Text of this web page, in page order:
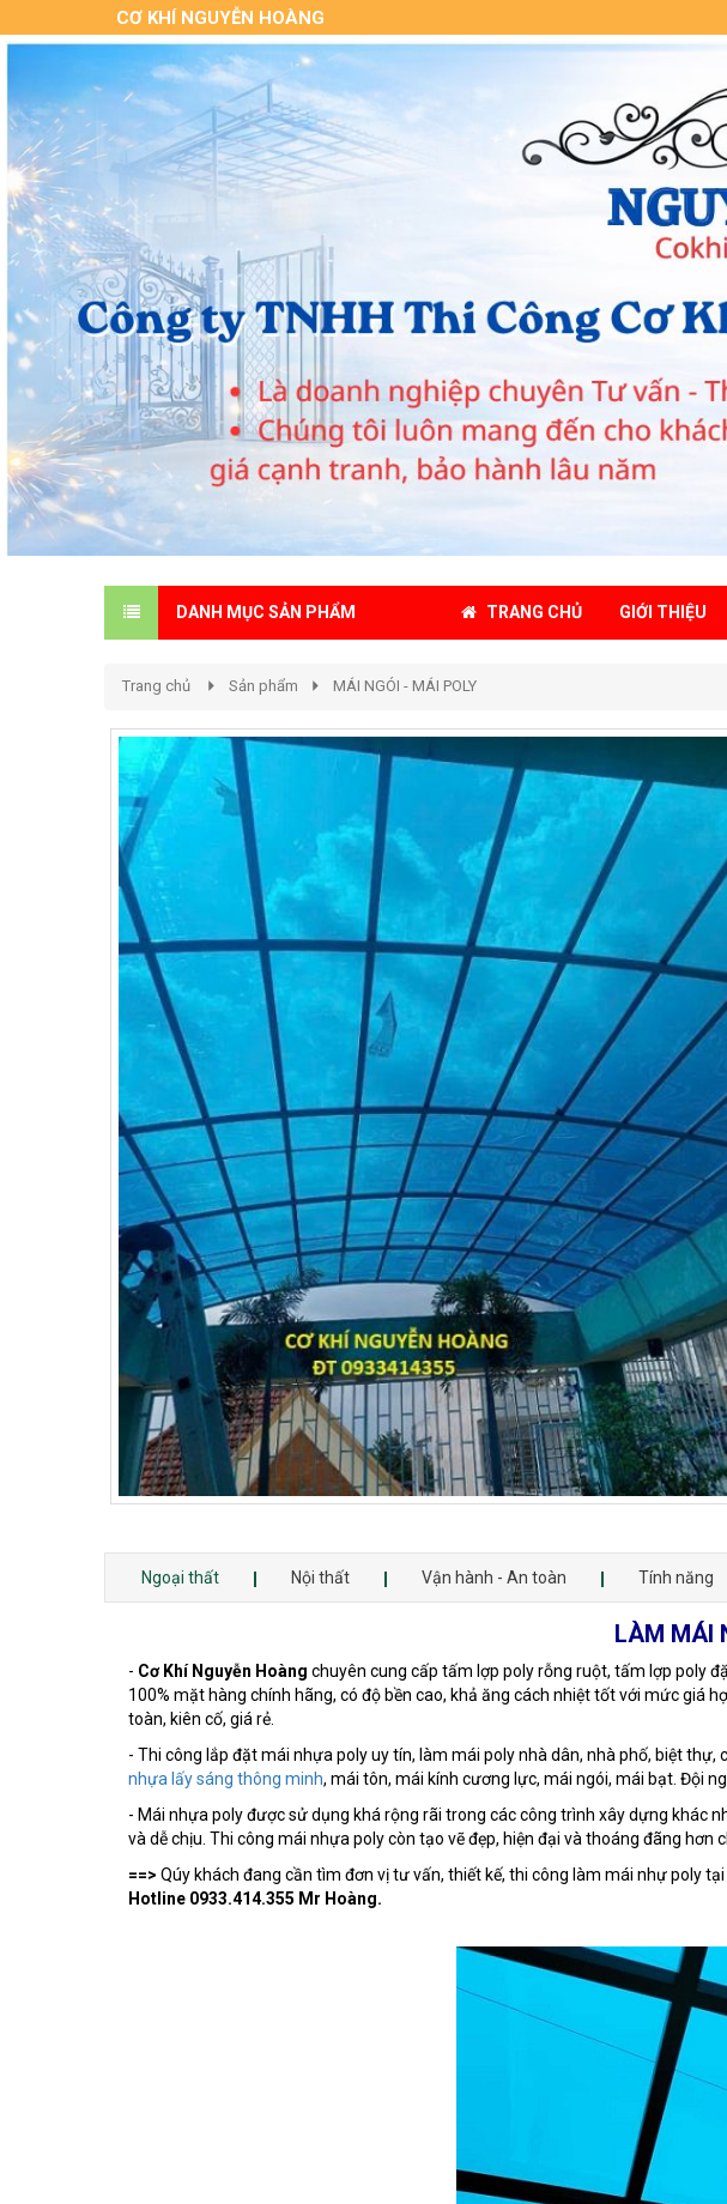
CƠ KHÍ NGUYỄN HOÀNG
DANH MỤC SẢN PHẨM TRANG CHỦ GIỚI THIỆU
Trang chủ Sản phẩm MÁI NGÓI - MÁI POLY
Ngoại thất Nội thất Vận hành - An toàn Tính năng
LÀM MÁI
- Cơ Khí Nguyễn Hoàng chuyên cung cấp tấm lợp poly rỗng ruột, tấm lợp poly
100% mặt hàng chính hãng, có độ bền cao, khả ăng cách nhiệt tốt với mức giá
toàn, kiên cố, giá rẻ.
- Thi công lắp đặt mái nhựa poly uy tín, làm mái poly nhà dân, nhà phố, biệt
nhựa lấy sáng thông minh, mái tôn, mái kính cương lực, mái ngói, mái bạt. Đội
- Mái nhựa poly được sử dụng khá rộng rãi trong các công trình xây dựng khác
và dễ chịu. Thi công mái nhựa poly còn tạo vẽ đẹp, hiện đại và thoáng đãng
==> Qúy khách đang cần tìm đơn vị tư vấn, thiết kế, thi công làm mái nhự poly
Hotline 0933.414.355 Mr Hoàng.